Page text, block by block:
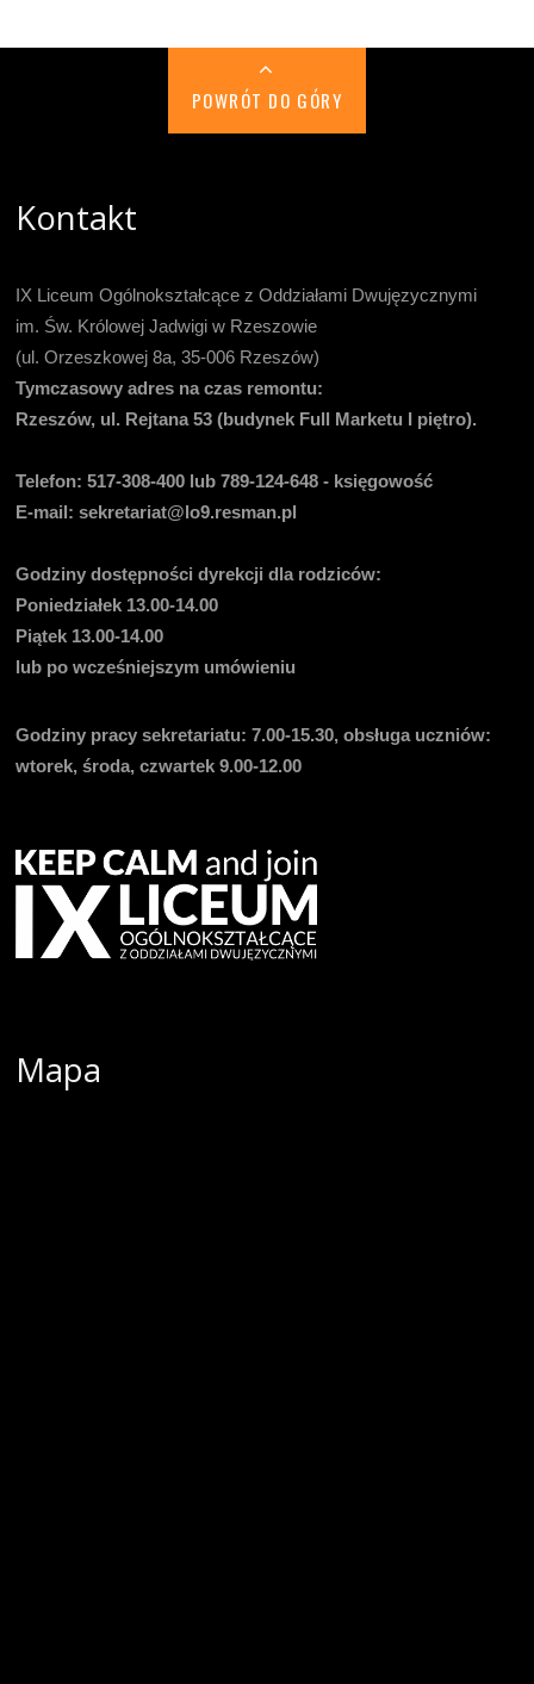
POWRÓT DO GÓRY
Kontakt
IX Liceum Ogólnokształcące z Oddziałami Dwujęzycznymi
im. Św. Królowej Jadwigi w Rzeszowie
(ul. Orzeszkowej 8a, 35-006 Rzeszów)
Tymczasowy adres na czas remontu:
Rzeszów, ul. Rejtana 53 (budynek Full Marketu I piętro).
Telefon:517-308-400 lub 789-124-648 - księgowość
E-mail: sekretariat@lo9.resman.pl
Godziny dostępności dyrekcji dla rodziców:
Poniedziałek 13.00-14.00
Piątek 13.00-14.00
lub po wcześniejszym umówieniu
Godziny pracy sekretariatu: 7.00-15.30, obsługa uczniów:
wtorek, środa, czwartek 9.00-12.00
Mapa